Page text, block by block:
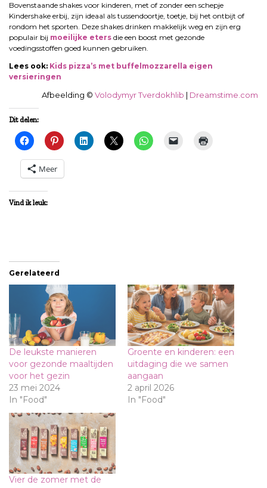
Bovenstaande shakes voor kinderen, met of zonder een schepje
Kindershake erbij, zijn ideaal als tussendoortje, toetje, bij het ontbijt of
rondom het sporten. Deze shakes drinken makkelijk weg en zijn erg
populair bij moeilijke eters die een boost met gezonde
voedingsstoffen goed kunnen gebruiken.
Lees ook: Kids pizza’s met buffelmozzarella eigen
versieringen
Afbeelding © Volodymyr Tverdokhlib | Dreamstime.com
Dit delen:
Meer
Vind ik leuk:
Gerelateerd
De leukste manieren
voor gezonde maaltijden
voor het gezin
23 mei 2024
In "Food"
Groente en kinderen: een
uitdaging die we samen
aangaan
2 april 2026
In "Food"
Vier de zomer met de